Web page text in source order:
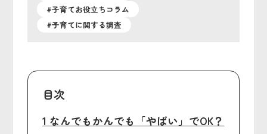
#子育てお役立ちコラム
#子育てに関する調査
目次
1 なんでもかんでも「やばい」でOK？